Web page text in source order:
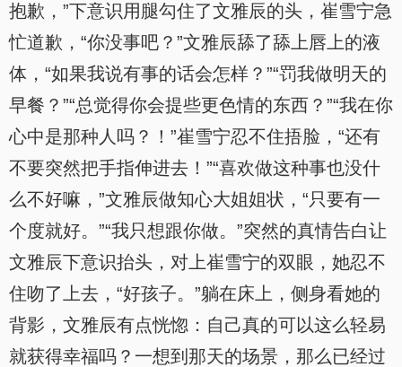
抱歉，”下意识用腿勾住了文雅辰的头，崔雪宁急
忙道歉，“你没事吧？”文雅辰舔了舔上唇上的液
体，“如果我说有事的话会怎样？”“罚我做明天的
早餐？”“总觉得你会提些更色情的东西？”“我在你
心中是那种人吗？！”崔雪宁忍不住捂脸，“还有
不要突然把手指伸进去！”“喜欢做这种事也没什
么不好嘛，”文雅辰做知心大姐姐状，“只要有一
个度就好。”“我只想跟你做。”突然的真情告白让
文雅辰下意识抬头，对上崔雪宁的双眼，她忍不
住吻了上去，“好孩子。”躺在床上，侧身看她的
背影，文雅辰有点恍惚：自己真的可以这么轻易
就获得幸福吗？一想到那天的场景，那么已经过